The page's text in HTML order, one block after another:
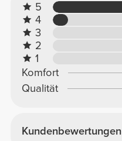
5
4
3
2
1
Komfort
Qualität
Kundenbewertungen